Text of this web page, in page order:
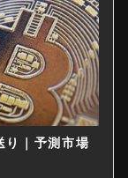
り｜予測市場